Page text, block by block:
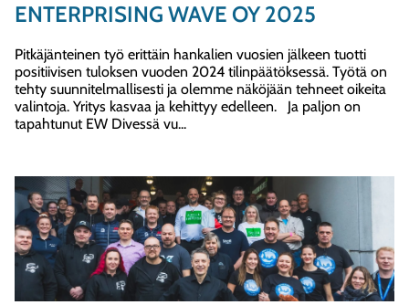
ENTERPRISING WAVE OY 2025
Pitkäjänteinen työ erittäin hankalien vuosien jälkeen tuotti
positiivisen tuloksen vuoden 2024 tilinpäätöksessä. Työtä on
tehty suunnitelmallisesti ja olemme näköjään tehneet oikeita
valintoja. Yritys kasvaa ja kehittyy edelleen. Ja paljon on
tapahtunut EW Divessä vu...